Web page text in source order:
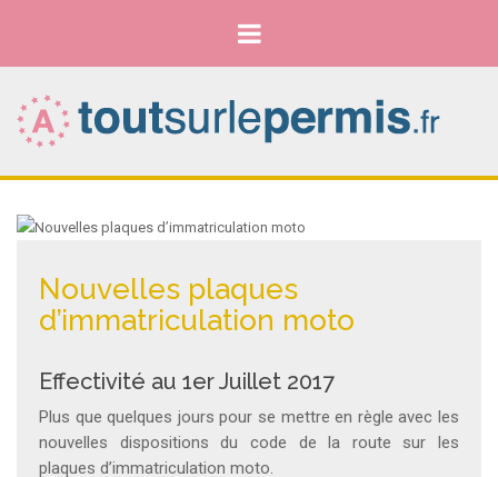
Nouvelles plaques
d’immatriculation moto
Effectivité au 1er Juillet 2017
Plus que quelques jours pour se mettre en règle avec les
nouvelles dispositions du code de la route sur les
plaques d’immatriculation moto.